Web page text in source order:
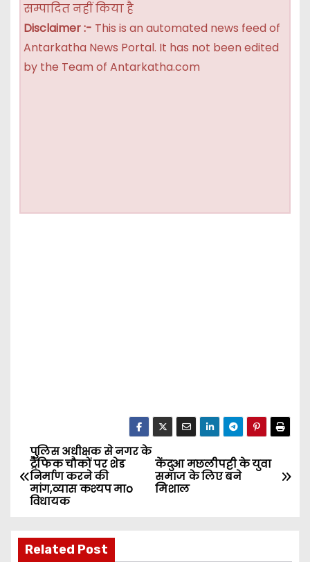
सम्पादित नहीं किया है
Disclaimer :- This is an automated news feed of
Antarkatha News Portal. It has not been edited
by the Team of Antarkatha.com
P
o
t
केंदुआ मछलीपट्टी के युवा
समाज के लिए बने
मिशाल
पुलिस अधीक्षक से नगर के
ट्रैफिक चौकों पर शेड
निर्माण करने की
मांग,व्यास कश्यप माo
विधायक
Related Post